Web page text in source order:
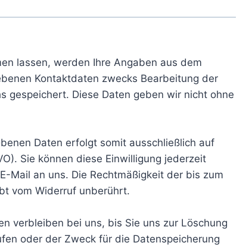
lassen, werden Ihre Angaben aus dem
Kontaktdaten zwecks Bearbeitung der
gespeichert. Diese Daten geben wir nicht ohne
Daten erfolgt somit ausschließlich auf
Sie können diese Einwilligung jederzeit
Mail an uns. Die Rechtmäßigkeit der bis zum
vom Widerruf unberührt.
verbleiben bei uns, bis Sie uns zur Löschung
oder der Zweck für die Datenspeicherung